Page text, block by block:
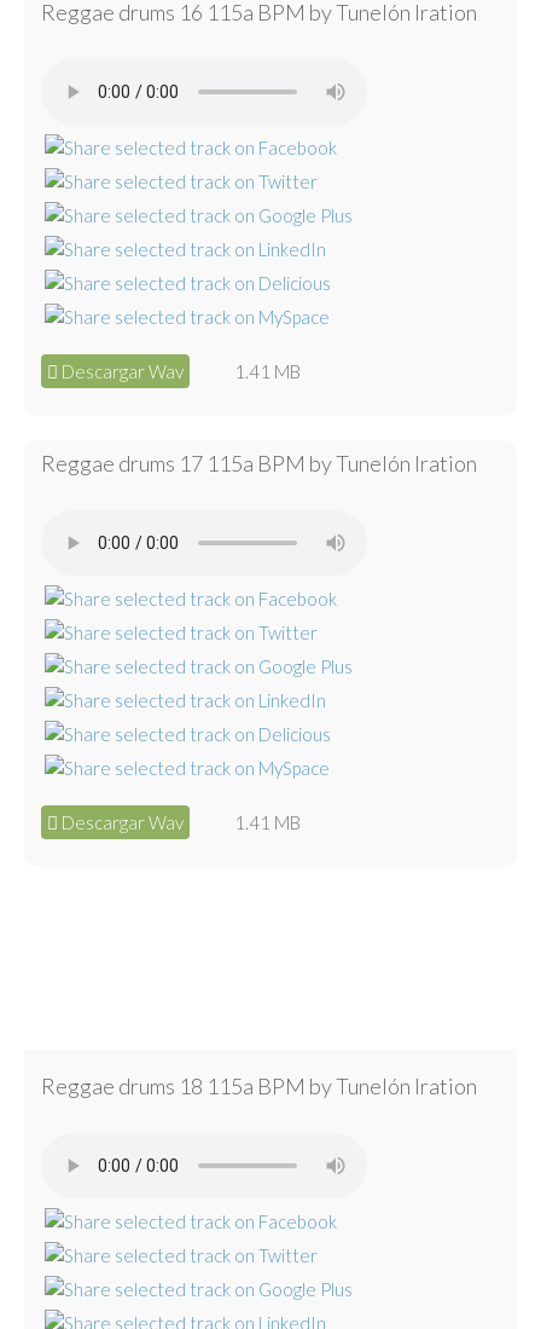
Reggae drums 16 115a BPM by Tunelón Iration
Descargar Wav 1.41 MB
Reggae drums 17 115a BPM by Tunelón Iration
Descargar Wav 1.41 MB
Reggae drums 18 115a BPM by Tunelón Iration